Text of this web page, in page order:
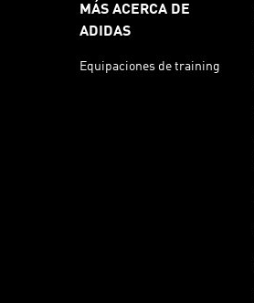
MÁS ACERCA DE
ADIDAS
Equipaciones de training